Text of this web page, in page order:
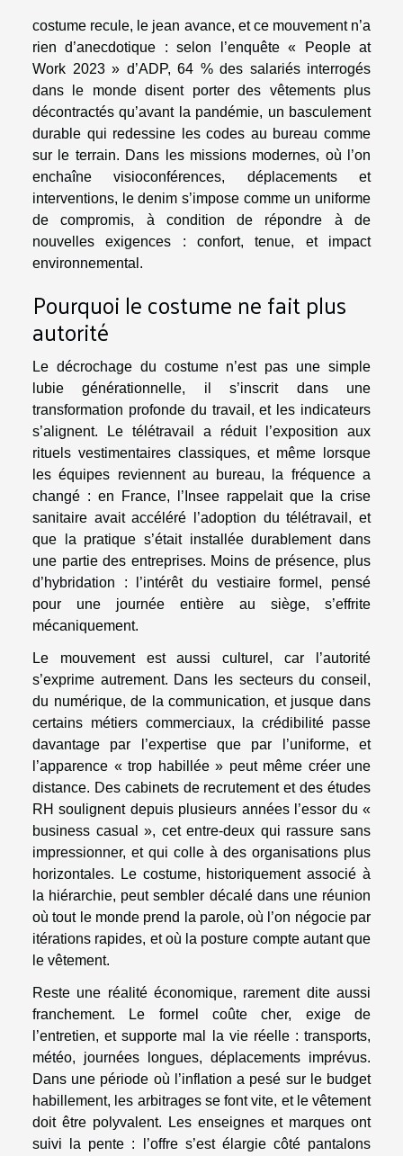
costume recule, le jean avance, et ce mouvement n’a
rien d’anecdotique : selon l’enquête « People at
Work 2023 » d’ADP, 64 % des salariés interrogés
dans le monde disent porter des vêtements plus
décontractés qu’avant la pandémie, un basculement
durable qui redessine les codes au bureau comme
sur le terrain. Dans les missions modernes, où l’on
enchaîne visioconférences, déplacements et
interventions, le denim s’impose comme un uniforme
de compromis, à condition de répondre à de
nouvelles exigences : confort, tenue, et impact
environnemental.
Pourquoi le costume ne fait plus
autorité
Le décrochage du costume n’est pas une simple
lubie générationnelle, il s’inscrit dans une
transformation profonde du travail, et les indicateurs
s’alignent. Le télétravail a réduit l’exposition aux
rituels vestimentaires classiques, et même lorsque
les équipes reviennent au bureau, la fréquence a
changé : en France, l’Insee rappelait que la crise
sanitaire avait accéléré l’adoption du télétravail, et
que la pratique s’était installée durablement dans
une partie des entreprises. Moins de présence, plus
d’hybridation : l’intérêt du vestiaire formel, pensé
pour une journée entière au siège, s’effrite
mécaniquement.
Le mouvement est aussi culturel, car l’autorité
s’exprime autrement. Dans les secteurs du conseil,
du numérique, de la communication, et jusque dans
certains métiers commerciaux, la crédibilité passe
davantage par l’expertise que par l’uniforme, et
l’apparence « trop habillée » peut même créer une
distance. Des cabinets de recrutement et des études
RH soulignent depuis plusieurs années l’essor du «
business casual », cet entre-deux qui rassure sans
impressionner, et qui colle à des organisations plus
horizontales. Le costume, historiquement associé à
la hiérarchie, peut sembler décalé dans une réunion
où tout le monde prend la parole, où l’on négocie par
itérations rapides, et où la posture compte autant que
le vêtement.
Reste une réalité économique, rarement dite aussi
franchement. Le formel coûte cher, exige de
l’entretien, et supporte mal la vie réelle : transports,
météo, journées longues, déplacements imprévus.
Dans une période où l’inflation a pesé sur le budget
habillement, les arbitrages se font vite, et le vêtement
doit être polyvalent. Les enseignes et marques ont
suivi la pente : l’offre s’est élargie côté pantalons